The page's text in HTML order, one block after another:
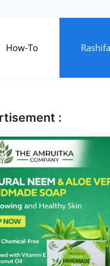
How-To
: